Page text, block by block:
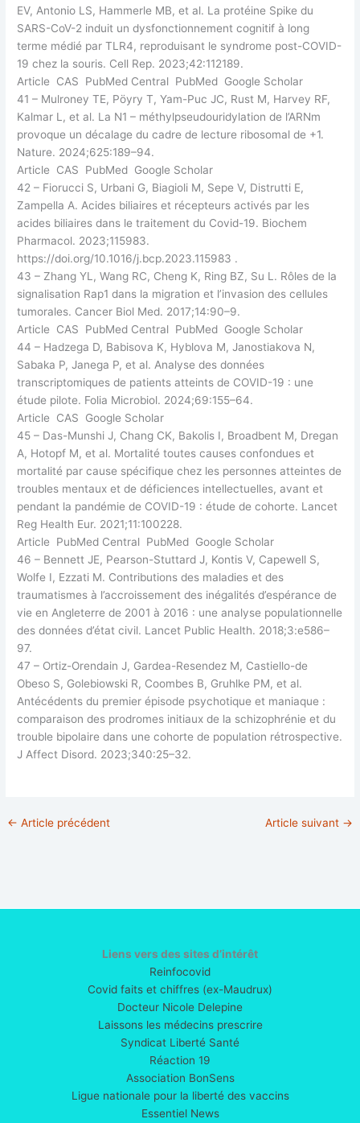
EV, Antonio LS, Hammerle MB, et al. La protéine Spike du
SARS-CoV-2 induit un dysfonctionnement cognitif à long
terme médié par TLR4, reproduisant le syndrome post-COVID-
19 chez la souris. Cell Rep. 2023;42:112189.
Article CAS PubMed Central PubMed Google Scholar
41 – Mulroney TE, Pöyry T, Yam-Puc JC, Rust M, Harvey RF,
Kalmar L, et al. La N1 – méthylpseudouridylation de l’ARNm
provoque un décalage du cadre de lecture ribosomal de +1.
Nature. 2024;625:189–94.
Article CAS PubMed Google Scholar
42 – Fiorucci S, Urbani G, Biagioli M, Sepe V, Distrutti E,
Zampella A. Acides biliaires et récepteurs activés par les
acides biliaires dans le traitement du Covid-19. Biochem
Pharmacol. 2023;115983.
https://doi.org/10.1016/j.bcp.2023.115983 .
43 – Zhang YL, Wang RC, Cheng K, Ring BZ, Su L. Rôles de la
signalisation Rap1 dans la migration et l’invasion des cellules
tumorales. Cancer Biol Med. 2017;14:90–9.
Article CAS PubMed Central PubMed Google Scholar
44 – Hadzega D, Babisova K, Hyblova M, Janostiakova N,
Sabaka P, Janega P, et al. Analyse des données
transcriptomiques de patients atteints de COVID-19 : une
étude pilote. Folia Microbiol. 2024;69:155–64.
Article CAS Google Scholar
45 – Das-Munshi J, Chang CK, Bakolis I, Broadbent M, Dregan
A, Hotopf M, et al. Mortalité toutes causes confondues et
mortalité par cause spécifique chez les personnes atteintes de
troubles mentaux et de déficiences intellectuelles, avant et
pendant la pandémie de COVID-19 : étude de cohorte. Lancet
Reg Health Eur. 2021;11:100228.
Article PubMed Central PubMed Google Scholar
46 – Bennett JE, Pearson-Stuttard J, Kontis V, Capewell S,
Wolfe I, Ezzati M. Contributions des maladies et des
traumatismes à l’accroissement des inégalités d’espérance de
vie en Angleterre de 2001 à 2016 : une analyse populationnelle
des données d’état civil. Lancet Public Health. 2018;3:e586–
97.
47 – Ortiz-Orendain J, Gardea-Resendez M, Castiello-de
Obeso S, Golebiowski R, Coombes B, Gruhlke PM, et al.
Antécédents du premier épisode psychotique et maniaque :
comparaison des prodromes initiaux de la schizophrénie et du
trouble bipolaire dans une cohorte de population rétrospective.
J Affect Disord. 2023;340:25–32.
← Article précédent Article suivant →
Liens vers des sites d’intérêt
Reinfocovid
Covid faits et chiffres (ex-Maudrux)
Docteur Nicole Delepine
Laissons les médecins prescrire
Syndicat Liberté Santé
Réaction 19
Association BonSens
Ligue nationale pour la liberté des vaccins
Essentiel News